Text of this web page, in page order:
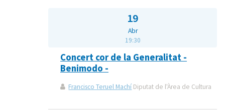
19
Abr
19:30
Concert cor de la Generalitat -
Benimodo -
Francisco Teruel Machí Diputat de l'Àrea de Cultura